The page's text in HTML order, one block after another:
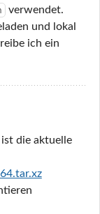
verwendet.
und lokal
ich ein
die aktuelle